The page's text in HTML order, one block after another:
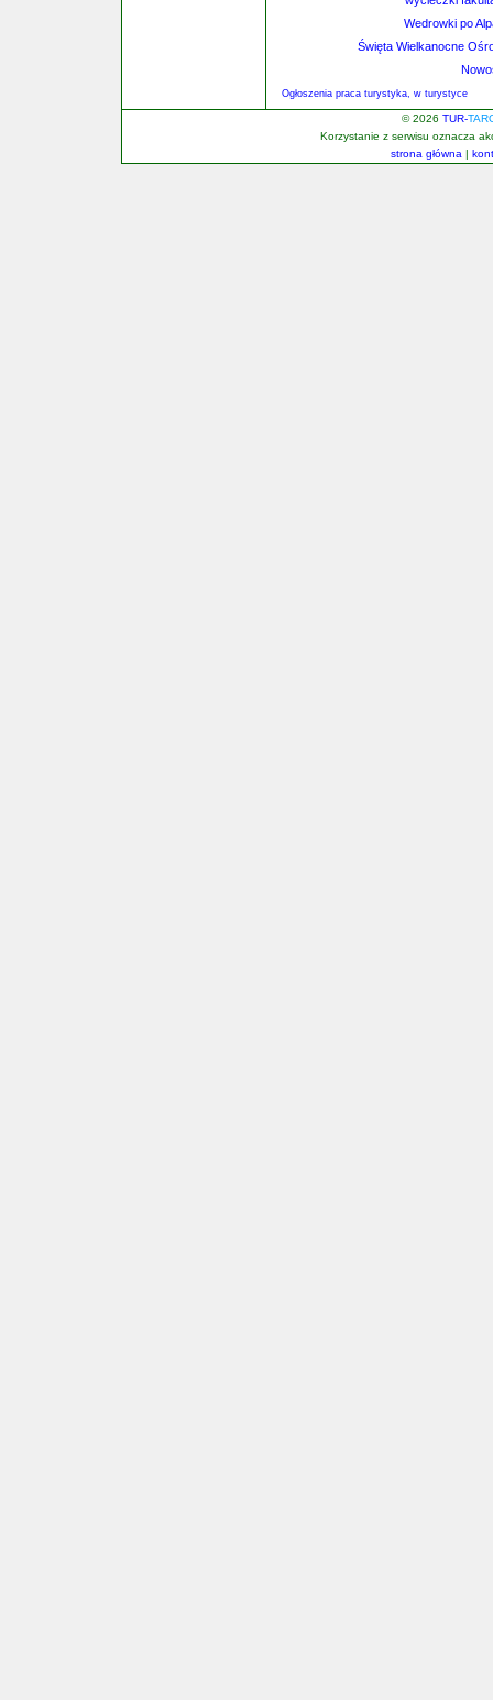
Wedrowki po
Święta Wielkanocne
Ogłoszenia praca turystyka, w turystyce
© 2026 TUR-
Korzystanie z serwisu oznacza
strona główna |